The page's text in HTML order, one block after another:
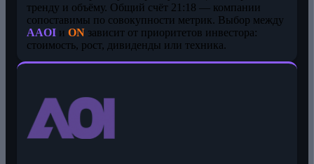
тренду и объёму. Общий счёт 21:18 — компании
сопоставимы по совокупности метрик. Выбор между
AAOI и ON зависит от приоритетов инвестора:
стоимость, рост, дивиденды или техника.